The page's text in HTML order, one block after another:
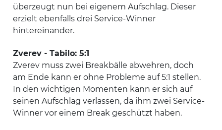
überzeugt nun bei eigenem Aufschlag. Dieser
erzielt ebenfalls drei Service-Winner
hintereinander.
Zverev - Tabilo: 5:1
Zverev muss zwei Breakbälle abwehren, doch
am Ende kann er ohne Probleme auf 5:1 stellen.
In den wichtigen Momenten kann er sich auf
seinen Aufschlag verlassen, da ihm zwei Service-
Winner vor einem Break geschützt haben.